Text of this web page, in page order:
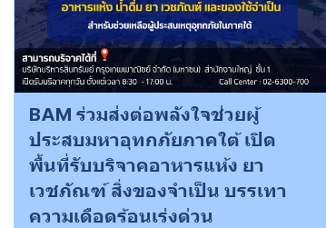
BAM ร่วมส่งต่อพลังใจช่วยผู้
ประสบมหาอุทกภัยภาคใต้ เปิด
พื้นที่รับบริจาคอาหารแห้ง ยา
เวชภัณฑ์ สิ่งของจำเป็น บรรเทา
ความเดือดร้อนเร่งด่วน